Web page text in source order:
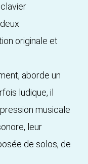
originale et
aborde un
ludique, il
musicale
leur
de solos, de